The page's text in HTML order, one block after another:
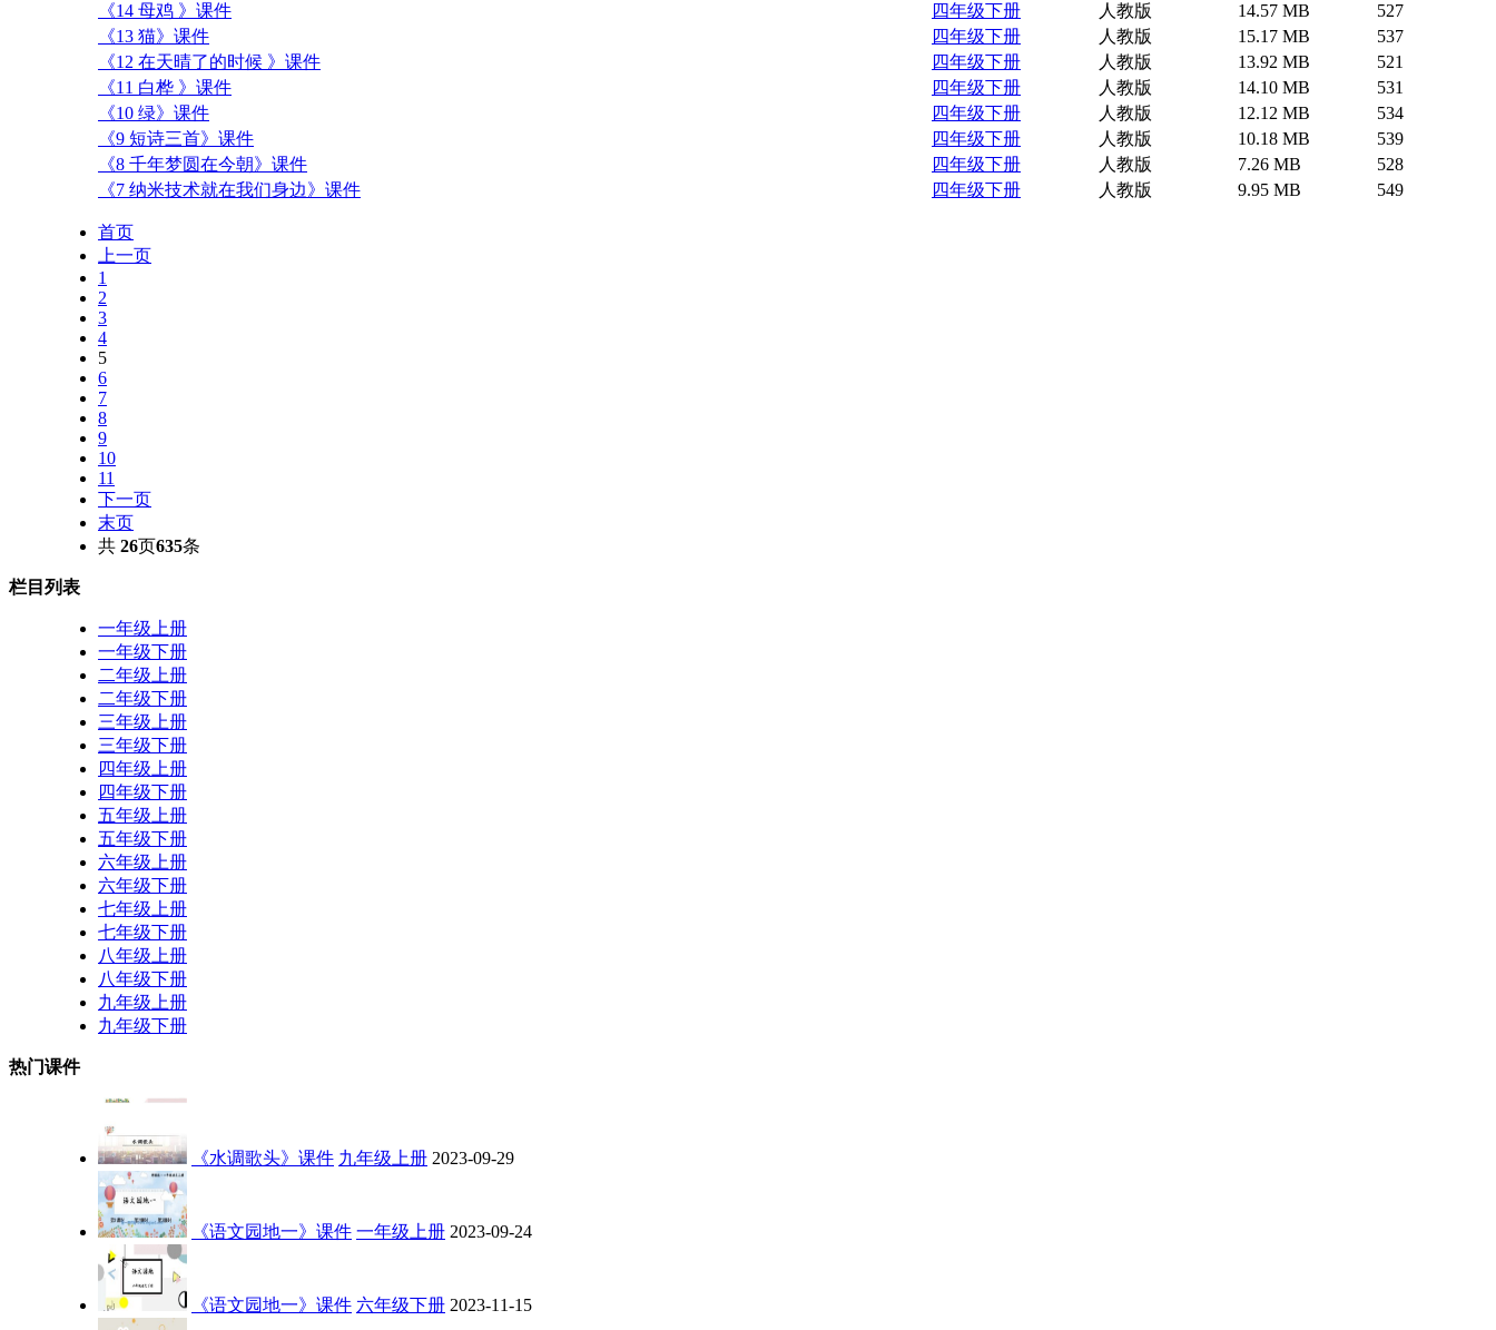
《14 母鸡 》课件
四年级下册 人教版 14.57 MB
527
《13 猫》课件
四年级下册 人教版 15.17 MB
537
《12 在天晴了的时候 》课件
四年级下册 人教版 13.92 MB
521
《11 白桦 》课件
四年级下册 人教版 14.10 MB
531
《10 绿》课件
四年级下册 人教版 12.12 MB
534
《9 短诗三首》课件
四年级下册 人教版 10.18 MB
539
《8 千年梦圆在今朝》课件
四年级下册 人教版 7.26 MB
528
《7 纳米技术就在我们身边》课件
四年级下册 人教版 9.95 MB 549
首页
上一页
1
2
3
4
5
6
7
8
9
10
11
下一页
末页
共 26页635条
栏目列表
一年级上册
一年级下册
二年级上册
二年级下册
三年级上册
三年级下册
四年级上册
四年级下册
五年级上册
五年级下册
六年级上册
六年级下册
七年级上册
七年级下册
八年级上册
八年级下册
九年级上册
九年级下册
热门课件
《水调歌头》课件 九年级上册 2023-09-29
《语文园地一》课件 一年级上册 2023-09-24
《语文园地一》课件 六年级下册 2023-11-15